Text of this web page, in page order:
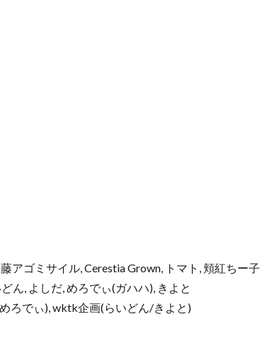
アゴミサイル, Cerestia Grown, トマト, 頬紅ちー子
ん, よしだ, めろでぃ(ガハハ), きよと
ろでぃ), wktk企画(らいどん/きよと)